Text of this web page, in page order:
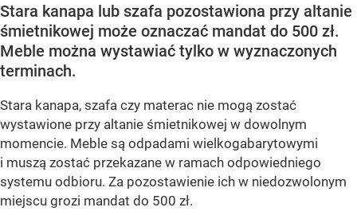
Stara kanapa lub szafa pozostawiona przy altanie
śmietnikowej może oznaczać mandat do 500 zł.
Meble można wystawiać tylko w wyznaczonych
terminach.
Stara kanapa, szafa czy materac nie mogą zostać
wystawione przy altanie śmietnikowej w dowolnym
momencie. Meble są odpadami wielkogabarytowymi
i muszą zostać przekazane w ramach odpowiedniego
systemu odbioru. Za pozostawienie ich w niedozwolonym
miejscu grozi mandat do 500 zł.